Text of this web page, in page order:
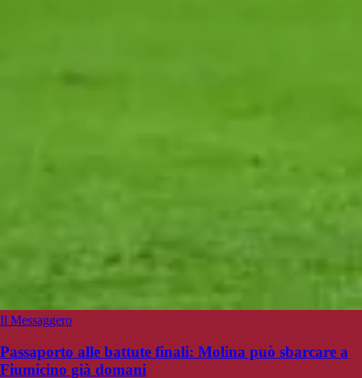
Il Messaggero
Passaporto alle battute finali: Molina può sbarcare a
Fiumicino già domani